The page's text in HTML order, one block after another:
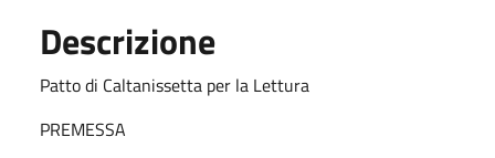
Descrizione
Patto di Caltanissetta per la Lettura
PREMESSA